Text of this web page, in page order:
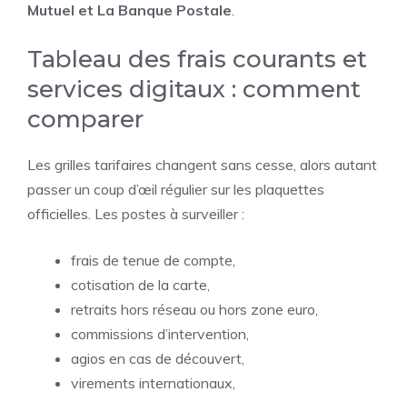
Mutuel et La Banque Postale.
Tableau des frais courants et
services digitaux : comment
comparer
Les grilles tarifaires changent sans cesse, alors autant
passer un coup d’œil régulier sur les plaquettes
officielles. Les postes à surveiller :
frais de tenue de compte,
cotisation de la carte,
retraits hors réseau ou hors zone euro,
commissions d’intervention,
agios en cas de découvert,
virements internationaux,